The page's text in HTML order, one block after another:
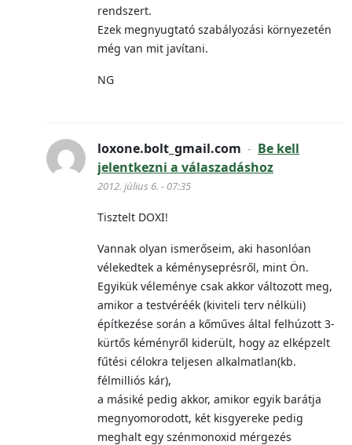
rendszert.
Ezek megnyugtató szabályozási környezetén
még van mit javítani.
NG
loxone.bolt_gmail.com - Be kell
jelentkezni a válaszadáshoz
2012. július 6. - 07:35
Tisztelt DOXI!
Vannak olyan ismerőseim, aki hasonlóan
vélekedtek a kéményseprésről, mint Ön.
Egyikük véleménye csak akkor változott meg,
amikor a testvéréék (kiviteli terv nélküli)
építkezése során a kőműves által felhúzott 3-
kürtős kéményről kiderült, hogy az elképzelt
fűtési célokra teljesen alkalmatlan(kb.
félmilliós kár),
a másiké pedig akkor, amikor egyik barátja
megnyomorodott, két kisgyereke pedig
meghalt egy szénmonoxid mérgezés